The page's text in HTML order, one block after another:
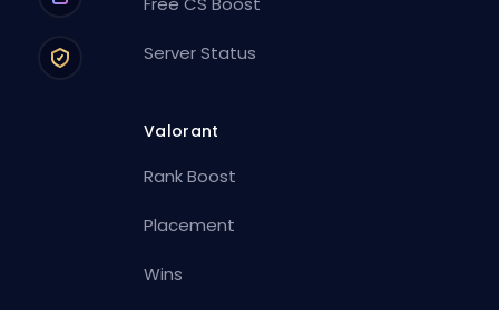
Server Status
Valorant
Rank Boost
Placement
Wins